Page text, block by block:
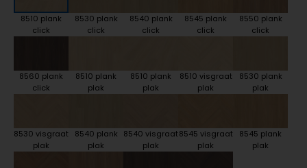
8510 plank
click
8530 plank
click
8540 plank
click
8545 plank
click
8550 plank
click
8560 plank
click
8510 plank
plak
8510 plank
plak
8510 visgraat
plak
8530 plank
plak
8530 visgraat
plak
8540 plank
plak
8540 visgraat
plak
8545 visgraat
plak
8545 plank
plak